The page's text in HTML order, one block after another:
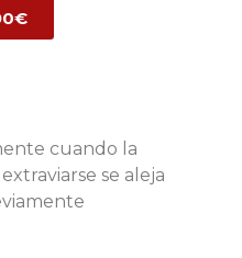
cuando la
se aleja